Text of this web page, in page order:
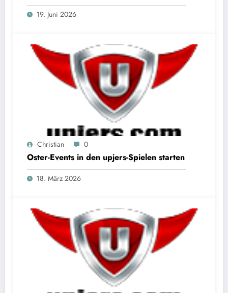
19. Juni 2026
Christian 0
Oster-Events in den upjers-Spielen starten
18. März 2026